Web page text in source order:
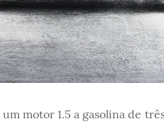
motor 1.5 a gasolina de